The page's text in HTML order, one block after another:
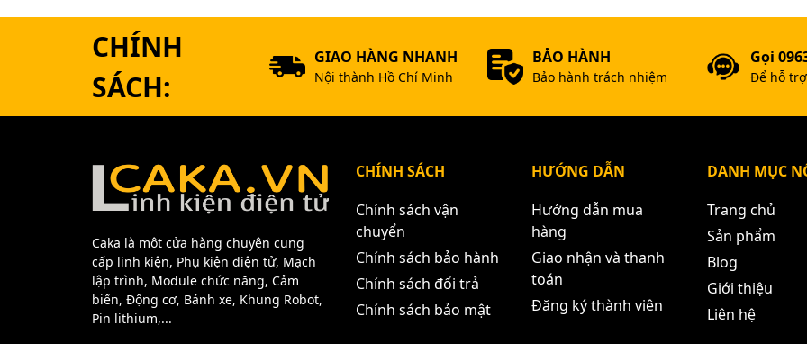
CHÍNH
SÁCH:
GIAO HÀNG NHANH
Nội thành Hồ Chí Minh
BẢO HÀNH
Bảo hành trách nhiệm
Gọi
Để hỗ
Caka là một cửa hàng chuyên cung
cấp linh kiện, Phụ kiện điện tử, Mạch
lập trình, Module chức năng, Cảm
biến, Động cơ, Bánh xe, Khung Robot,
Pin lithium,...
CHÍNH SÁCH
Chính sách vận
chuyển
Chính sách bảo hành
Chính sách đổi trả
Chính sách bảo mật
HƯỚNG DẪN
Hướng dẫn mua
hàng
Giao nhận và thanh
toán
Đăng ký thành viên
DANH MỤC
Trang chủ
Sản phẩm
Blog
Giới thiệu
Liên hệ